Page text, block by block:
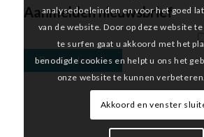
Aanmelden nieuwsbrief
analysedoeleinden en voor het goed
van de website. Door op deze website
te surfen gaat u akkoord met het
benodigde cookies en helpt u ons het
onze website te kunnen
Akkoord en venster